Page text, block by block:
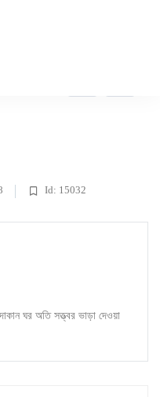
Id: 15032
ঘর অতি সত্ত্বর ভাড়া দেওয়া